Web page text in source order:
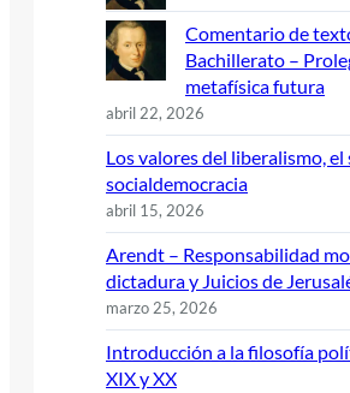
Comentario de
Bachillerato –
metafísica futura
abril 22, 2026
Los valores del liberalismo, el
socialdemocracia
abril 15, 2026
Arendt – Responsabilidad
dictadura y Juicios de
marzo 25, 2026
Introducción a la filosofía
XIX y XX